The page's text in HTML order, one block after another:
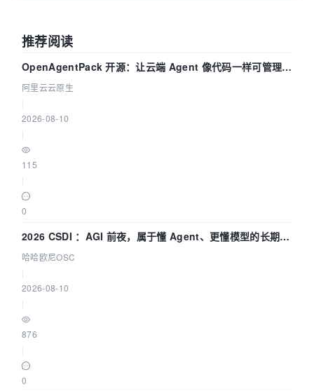
推荐阅读
OpenAgentPack 开源：让云端 Agent 像代码一样可管理、
可迁移
阿里云云原生
2026-08-10
115
0
2026 CSDI ：AGI 前夜，属于懂 Agent、更懂模型的长期深
耕企业
哈哈欧尼OSC
2026-08-10
876
0